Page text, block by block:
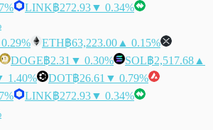
LINK฿272.93▼ 0.34%
ETH฿63,223.00 ▲ 0.15%
DOGE฿2.31 ▼ 0.30% SOL฿2,517.68 ▲
1.40% DOT฿26.61 ▼ 0.79%
LINK฿272.93▼ 0.34%